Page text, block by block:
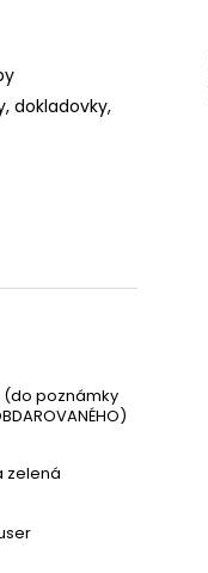
dokladovky,
(do poznámky
zelená